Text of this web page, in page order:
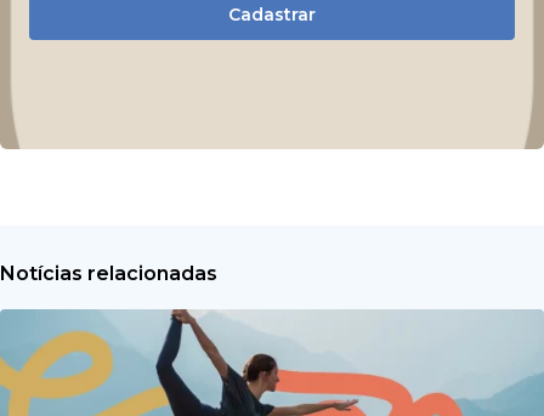
Cadastrar
Notícias relacionadas